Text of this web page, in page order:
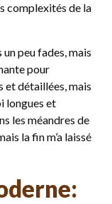
complexités de la
peu fades, mais
pour
et détaillées, mais
longues et
les méandres de
la fin m’a laissé